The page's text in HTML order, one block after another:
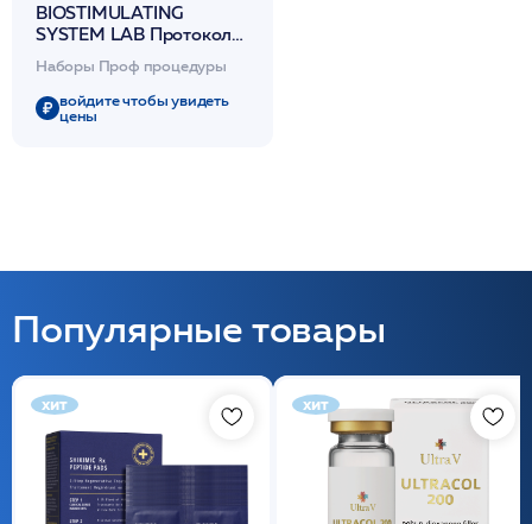
BIOSTIMULATING
SYSTEM LAB Протокол
интенсивной
биостимуляции (3
процедуры) /DIBI
Наборы Проф процедуры
войдите чтобы увидеть
цены
Популярные товары
хит хит